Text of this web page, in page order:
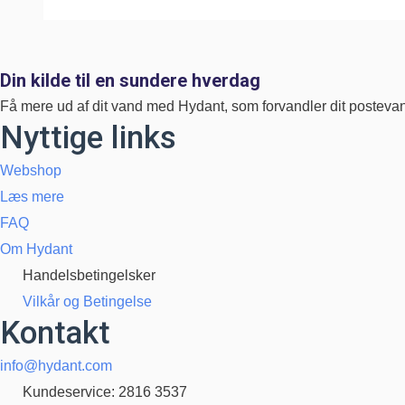
på
Din kilde til en sundere hverdag
Få mere ud af dit vand med Hydant, som forvandler dit
Nyttige links
Webshop
Læs mere
FAQ
Om Hydant
Handelsbetingelsker
Vilkår og Betingelse
Kontakt
info@hydant.com
Kundeservice: 2816 3537